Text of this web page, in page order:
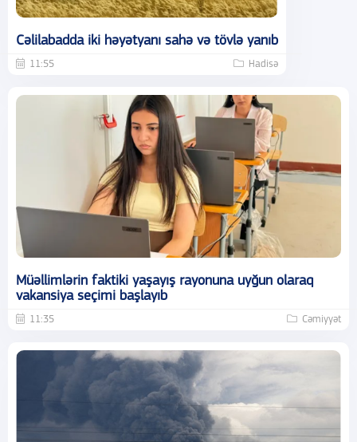
Cəlilabadda iki həyətyanı sahə və tövlə yanıb
11:55 Hadisə
Müəllimlərin faktiki yaşayış rayonuna uyğun olaraq
vakansiya seçimi başlayıb
11:35 Cəmiyyət